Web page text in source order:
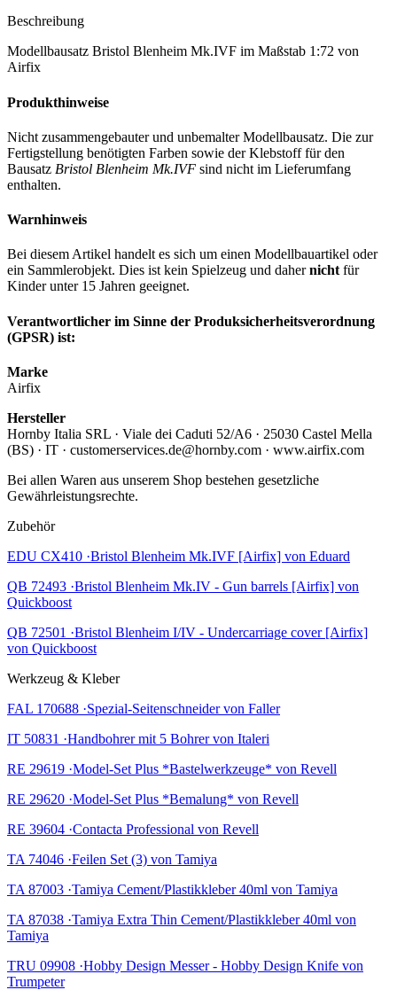
Beschreibung
Modellbausatz Bristol Blenheim Mk.IVF im Maßstab 1:72 von
Airfix
Produkthinweise
Nicht zusammengebauter und unbemalter Modellbausatz. Die zur
Fertigstellung benötigten Farben sowie der Klebstoff für den
Bausatz Bristol Blenheim Mk.IVF sind nicht im Lieferumfang
enthalten.
Warnhinweis
Bei diesem Artikel handelt es sich um einen Modellbauartikel oder
ein Sammlerobjekt. Dies ist kein Spielzeug und dahernicht für
Kinder unter 15 Jahren geeignet.
Verantwortlicher im Sinne der Produksicherheitsverordnung
(GPSR) ist:
Marke
Airfix
Hersteller
Hornby Italia SRL · Viale dei Caduti 52/A6 · 25030 Castel Mella
(BS) · IT · customerservices.de@hornby.com · www.airfix.com
Bei allen Waren aus unserem Shop bestehen gesetzliche
Gewährleistungsrechte.
Zubehör
EDU CX410 ·Bristol Blenheim Mk.IVF [Airfix] von Eduard
QB 72493 ·Bristol Blenheim Mk.IV - Gun barrels [Airfix] von
Quickboost
QB 72501 ·Bristol Blenheim I/IV - Undercarriage cover [Airfix]
von Quickboost
Werkzeug & Kleber
FAL 170688 ·Spezial-Seitenschneider von Faller
IT 50831 ·Handbohrer mit 5 Bohrer von Italeri
RE 29619 ·Model-Set Plus *Bastelwerkzeuge* von Revell
RE 29620 ·Model-Set Plus *Bemalung* von Revell
RE 39604 ·Contacta Professional von Revell
TA 74046 ·Feilen Set (3) von Tamiya
TA 87003 ·Tamiya Cement/Plastikkleber 40ml von Tamiya
TA 87038 ·Tamiya Extra Thin Cement/Plastikkleber 40ml von
Tamiya
TRU 09908 ·Hobby Design Messer - Hobby Design Knife von
Trumpeter